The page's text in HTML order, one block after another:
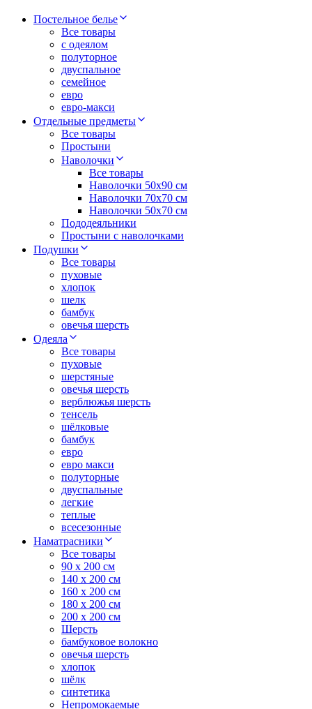
Постельное белье
Все товары
с одеялом
полуторное
двуспальное
семейное
евро
евро-макси
Отдельные предметы
Все товары
Простыни
Наволочки
Все товары
Наволочки 50x90 см
Наволочки 70x70 cм
Наволочки 50х70 см
Пододеяльники
Простыни с наволочками
Подушки
Все товары
пуховые
хлопок
шелк
бамбук
овечья шерсть
Одеяла
Все товары
пуховые
шерстяные
овечья шерсть
верблюжья шерсть
тенсель
шёлковые
бамбук
евро
евро макси
полуторные
двуспальные
легкие
теплые
всесезонные
Наматрасники
Все товары
90 x 200 см
140 x 200 см
160 x 200 см
180 x 200 см
200 x 200 см
Шерсть
бамбуковое волокно
овечья шерсть
хлопок
шёлк
синтетика
Непромокаемые